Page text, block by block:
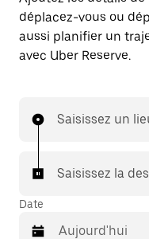
déplacez-vous ou
aussi planifier un
avec Uber Reserve.
Saisissez un
Saisissez la
Date